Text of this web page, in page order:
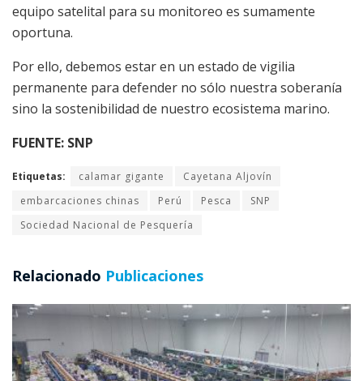
equipo satelital para su monitoreo es sumamente
oportuna.
Por ello, debemos estar en un estado de vigilia
permanente para defender no sólo nuestra soberanía
sino la sostenibilidad de nuestro ecosistema marino.
FUENTE: SNP
Etiquetas: calamar gigante
Cayetana Aljovín
embarcaciones chinas
Perú Pesca
SNP
Sociedad Nacional de Pesquería
Relacionado Publicaciones